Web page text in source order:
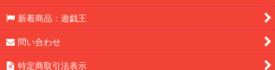
新着商品：遊戯王
問い合わせ
特定商取引法表示